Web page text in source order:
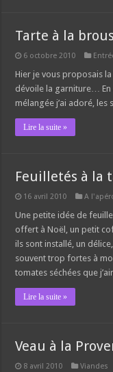
Tarte à la
6 octobre 2010
Hier je vous proposais la
dévoile la garniture… En
mélangée j’ai adoré, les
Lire la suite »
Feuilletés à la
16 avril 2010 A
Une petite idée de
offert à Noël, un petit
ils sont installé, un
souvent trop fortes à
tomates séchées que
Lire la suite »
Veau à la
8 avril 2010 Viandes